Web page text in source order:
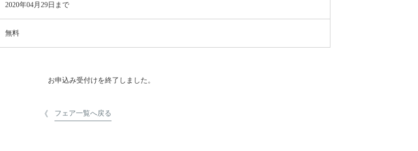
2020年04月29日まで
無料
お申込み受付けを終了しました。
フェア一覧へ戻る